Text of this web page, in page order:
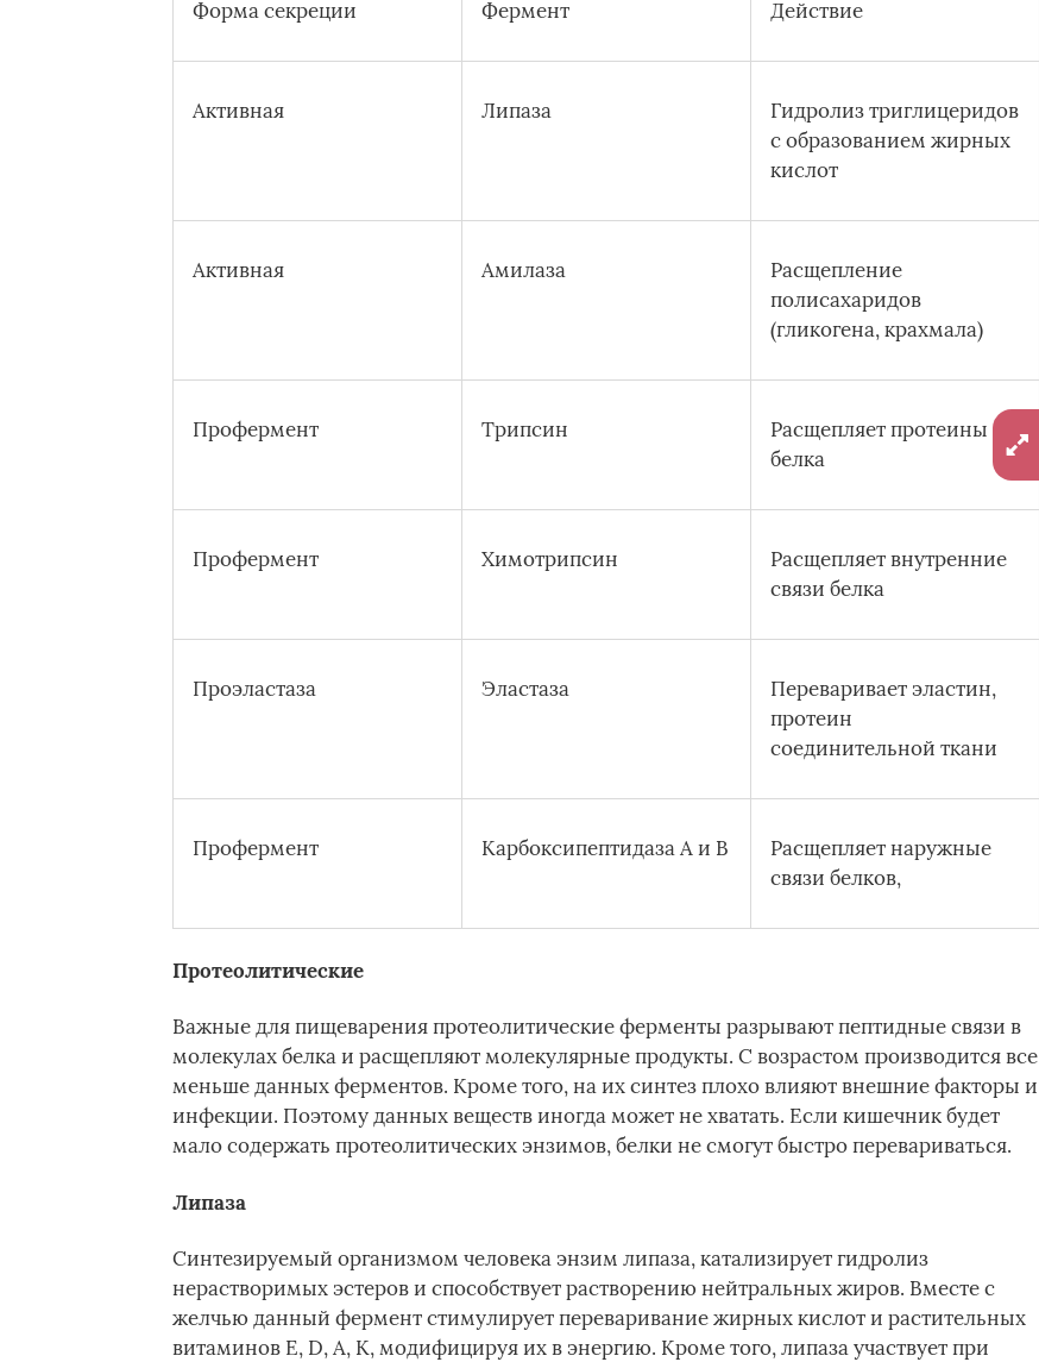
Форма секреции Фермент Действие
Активная Липаза
Гидролиз триглицеридов
с образованием жирных
кислот
Активная Амилаза
Расщепление
полисахаридов
(гликогена, крахмала)
Профермент Трипсин
Расщепляет протеины
белка
Профермент Химотрипсин
Расщепляет внутренние
связи белка
Проэластаза Эластаза
Переваривает эластин,
протеин
соединительной ткани
Профермент Карбоксипептидаза А и В
Расщепляет наружные
связи белков,
Протеолитические
Важные для пищеварения протеолитические ферменты разрывают пептидные связи в
молекулах белка и расщепляют молекулярные продукты. С возрастом производится все
меньше данных ферментов. Кроме того, на их синтез плохо влияют внешние факторы и
инфекции. Поэтому данных веществ иногда может не хватать. Если кишечник будет
мало содержать протеолитических энзимов, белки не смогут быстро перевариваться.
Липаза
Синтезируемый организмом человека энзим липаза, катализирует гидролиз
нерастворимых эстеров и способствует растворению нейтральных жиров. Вместе с
желчью данный фермент стимулирует переваривание жирных кислот и растительных
витаминов Е, D, А, К, модифицируя их в энергию. Кроме того, липаза участвует при